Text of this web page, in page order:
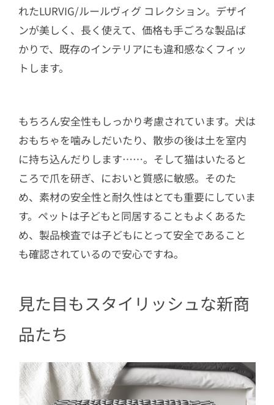
れたLURVIG/ルールヴィグ コレクション。デザイ
ンが美しく、長く使えて、価格も手ごろな製品ば
かりで、既存のインテリアにも違和感なくフィッ
トします。
もちろん安全性もしっかり考慮されています。犬は
おもちゃを噛みしだいたり、散歩の後は土を室内
に持ち込んだりします……。そして猫はいたると
ころで爪を研ぎ、においと質感に敏感。そのた
め、素材の安全性と耐久性はとても重要にしていま
す。ペットは子どもと同居することもよくあるた
め、製品検査では子どもにとって安全であること
も確認されているので安心ですね。
見た目もスタイリッシュな新商
品たち